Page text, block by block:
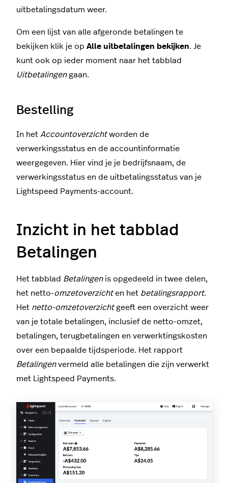
uitbetalingsdatum weer.
Om een lijst van alle afgeronde betalingen te
bekijken klik je op Alle uitbetalingen bekijken. Je
kunt ook op ieder moment naar het tabblad
Uitbetalingengaan.
Bestelling
In het Accountoverzichtworden de
verwerkingsstatus en de accountinformatie
weergegeven. Hier vind je je bedrijfsnaam, de
verwerkingsstatus en de uitbetalingsstatus van je
Lightspeed Payments-account.
Inzicht in het tabblad
Betalingen
Het tabblad Betalingenis opgedeeld in twee delen,
het netto-omzetoverzichten het betalingsrapport.
Het netto-omzetoverzichtgeeft een overzicht weer
van je totale betalingen, inclusief de netto-omzet,
betalingen, terugbetalingen en verwerktingskosten
over een bepaalde tijdsperiode. Het rapport
Betalingenvermeld alle betalingen die zijn verwerkt
met Lightspeed Payments.